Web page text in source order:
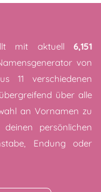
mit aktuell 6,151
von
11 verschiedenen
über alle
an Vornamen zu
persönlichen
Endung oder